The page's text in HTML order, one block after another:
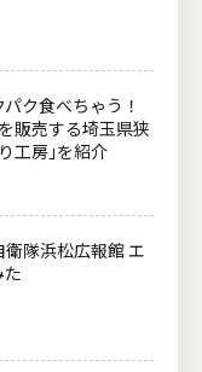
ク食べちゃう！
販売する埼玉県狭
工房｣を紹介
隊浜松広報館 エ
た